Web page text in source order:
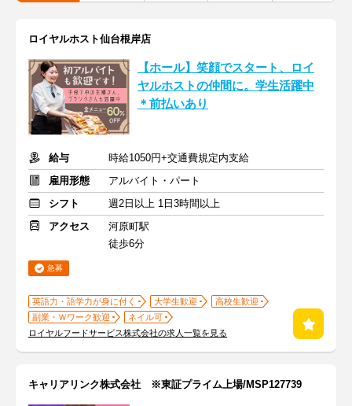
ロイヤルホスト仙台根岸店
【ホール】笑顔でスタート、ロイ
ヤルホストの仲間に。学生活躍中
＊前払いあり
給与
時給1050円+交通費規定内支給
雇用形態
アルバイト・パート
シフト
週2日以上 1日3時間以上
アクセス
河原町駅
徒歩6分
急募
英語力・語学力が身に付く 大学生歓迎
高校生歓迎
副業・Ｗワーク歓迎
ネイル可
ロイヤルフードサービス株式会社の求人一覧を見る
キャリアリンク株式会社 ※東証プライム上場/MSP127739